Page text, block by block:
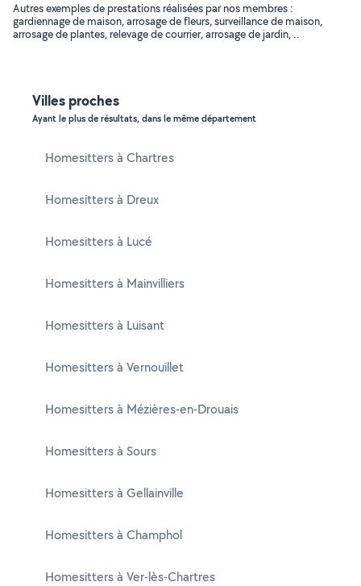
Autres exemples de prestations réalisées par nos membres :
gardiennage de maison, arrosage de fleurs, surveillance de maison,
arrosage de plantes, relevage de courrier, arrosage de jardin, ..
Villes proches
Ayant le plus de résultats, dans le même département
Homesitters à Chartres
Homesitters à Dreux
Homesitters à Lucé
Homesitters à Mainvilliers
Homesitters à Luisant
Homesitters à Vernouillet
Homesitters à Mézières-en-Drouais
Homesitters à Sours
Homesitters à Gellainville
Homesitters à Champhol
Homesitters à Ver-lès-Chartres